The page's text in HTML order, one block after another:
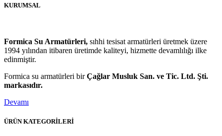
KURUMSAL
Formica Su Armatürleri, sıhhi tesisat armatürleri üretmek üzere
1994 yılından itibaren üretimde kaliteyi, hizmette devamlılığı ilke
edinmiştir.
Formica su armatürleri birÇağlar Musluk San. ve Tic. Ltd. Şti.
markasıdır.
Devamı
ÜRÜN KATEGORİLERİ